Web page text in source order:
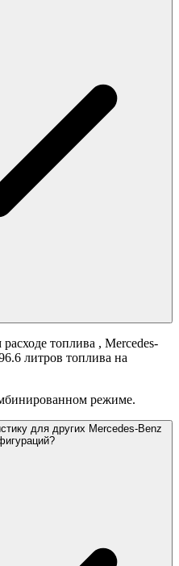
топлива , Mercedes-
литров топлива на
режиме.
для других Mercedes-Benz